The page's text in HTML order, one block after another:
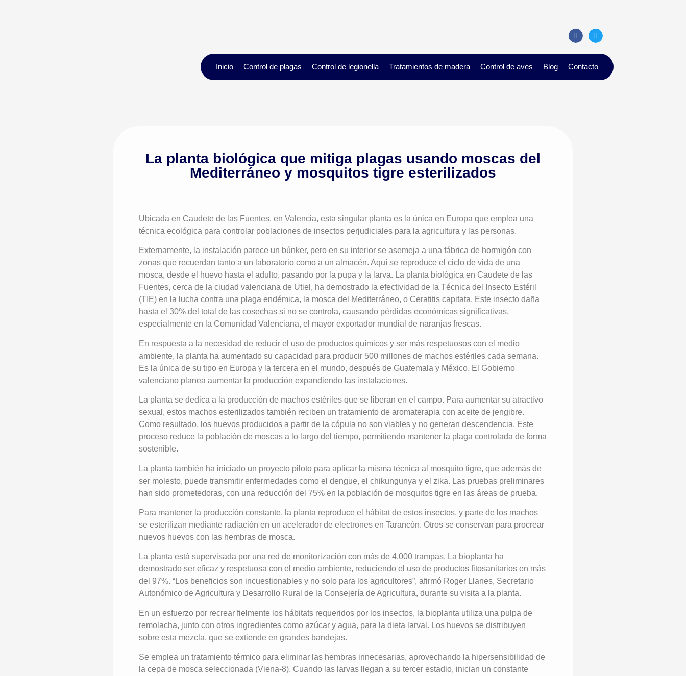
Inicio Control de plagas Control de legionella Tratamientos de madera Control de aves Blog Contacto
La planta biológica que mitiga plagas usando moscas del
Mediterráneo y mosquitos tigre esterilizados
Ubicada en Caudete de las Fuentes, en Valencia, esta singular planta es la única en Europa que emplea una
técnica ecológica para controlar poblaciones de insectos perjudiciales para la agricultura y las personas.
Externamente, la instalación parece un búnker, pero en su interior se asemeja a una fábrica de hormigón con
zonas que recuerdan tanto a un laboratorio como a un almacén. Aquí se reproduce el ciclo de vida de una
mosca, desde el huevo hasta el adulto, pasando por la pupa y la larva. La planta biológica en Caudete de las
Fuentes, cerca de la ciudad valenciana de Utiel, ha demostrado la efectividad de la Técnica del Insecto Estéril
(TIE) en la lucha contra una plaga endémica, la mosca del Mediterráneo, o Ceratitis capitata. Este insecto daña
hasta el 30% del total de las cosechas si no se controla, causando pérdidas económicas significativas,
especialmente en la Comunidad Valenciana, el mayor exportador mundial de naranjas frescas.
En respuesta a la necesidad de reducir el uso de productos químicos y ser más respetuosos con el medio
ambiente, la planta ha aumentado su capacidad para producir 500 millones de machos estériles cada semana.
Es la única de su tipo en Europa y la tercera en el mundo, después de Guatemala y México. El Gobierno
valenciano planea aumentar la producción expandiendo las instalaciones.
La planta se dedica a la producción de machos estériles que se liberan en el campo. Para aumentar su atractivo
sexual, estos machos esterilizados también reciben un tratamiento de aromaterapia con aceite de jengibre.
Como resultado, los huevos producidos a partir de la cópula no son viables y no generan descendencia. Este
proceso reduce la población de moscas a lo largo del tiempo, permitiendo mantener la plaga controlada de forma
sostenible.
La planta también ha iniciado un proyecto piloto para aplicar la misma técnica al mosquito tigre, que además de
ser molesto, puede transmitir enfermedades como el dengue, el chikungunya y el zika. Las pruebas preliminares
han sido prometedoras, con una reducción del 75% en la población de mosquitos tigre en las áreas de prueba.
Para mantener la producción constante, la planta reproduce el hábitat de estos insectos, y parte de los machos
se esterilizan mediante radiación en un acelerador de electrones en Tarancón. Otros se conservan para procrear
nuevos huevos con las hembras de mosca.
La planta está supervisada por una red de monitorización con más de 4.000 trampas. La bioplanta ha
demostrado ser eficaz y respetuosa con el medio ambiente, reduciendo el uso de productos fitosanitarios en más
del 97%. “Los beneficios son incuestionables y no solo para los agricultores”, afirmó Roger Llanes, Secretario
Autonómico de Agricultura y Desarrollo Rural de la Consejería de Agricultura, durante su visita a la planta.
En un esfuerzo por recrear fielmente los hábitats requeridos por los insectos, la bioplanta utiliza una pulpa de
remolacha, junto con otros ingredientes como azúcar y agua, para la dieta larval. Los huevos se distribuyen
sobre esta mezcla, que se extiende en grandes bandejas.
Se emplea un tratamiento térmico para eliminar las hembras innecesarias, aprovechando la hipersensibilidad de
la cepa de mosca seleccionada (Viena-8). Cuando las larvas llegan a su tercer estadio, inician un constante